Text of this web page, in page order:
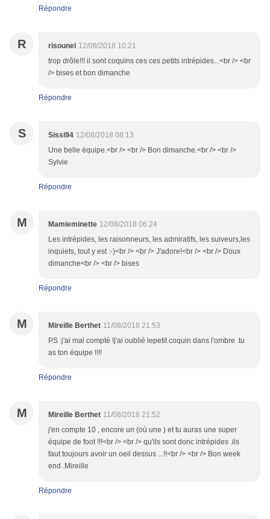
Répondre
R risounel 12/08/2018 10:21
trop drôle!!! il sont coquins ces ces petits intrépides...<br /> <br
/> bises et bon dimanche
Répondre
S Sissi94 12/08/2018 08:13
Une belle équipe.<br /> <br /> Bon dimanche.<br /> <br />
Sylvie
Répondre
M Mamieminette 12/08/2018 06:24
Les intrépides, les raisonneurs, les admiratifs, les suiveurs,les
inquiets, tout y est :-)<br /> <br /> J'adore!<br /> <br /> Doux
dimanche<br /> <br /> bises
Répondre
M Mireille Berthet 11/08/2018 21:53
PS :j'ai mal compté !j'ai oublié lepetit coquin dans l'ombre .tu
as ton équipe !!!!
Répondre
M Mireille Berthet 11/08/2018 21:52
j'en compte 10 , encore un (où une ) et tu auras une super
équipe de foot !!!<br /> <br /> qu'ils sont donc intrépides .ils
faut toujours avoir un oeil dessus ...!!<br /> <br /> Bon week
end .Mireille
Répondre